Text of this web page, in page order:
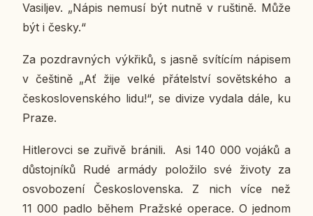
Vasiljev. „Nápis nemusí být nutně v ruš­ti­ně. Může
být i česky.“
Za pozdrav­ných vý­kři­ků, s jasně sví­tí­cím ná­pi­sem
v češ­ti­ně „Ať žije velké přá­tel­ství so­vět­ské­ho a
čes­ko­slo­ven­ské­ho lidu!“, se divize vydala dále, ku
Praze.
Hit­le­rov­ci se zuřivě brá­ni­li. Asi 140 000 vojáků a
dů­stoj­ní­ků Rudé armády po­lo­ži­lo své životy za
osvo­bo­ze­ní Čes­ko­slo­ven­ska. Z nich více než
11 000 padlo během Praž­ské ope­ra­ce. O jednom